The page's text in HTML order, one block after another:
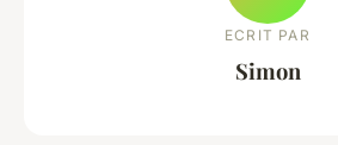
ECRIT PAR
Simon